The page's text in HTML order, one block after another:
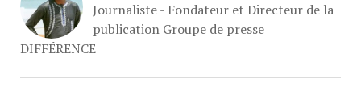
Journaliste - Fondateur et Directeur de la
publication Groupe de presse
DIFFÉRENCE